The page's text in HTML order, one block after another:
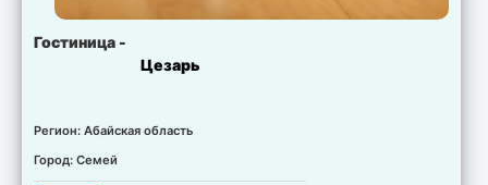
Гостиница -
Цезарь
Регион: Абайская область
Город: Семей